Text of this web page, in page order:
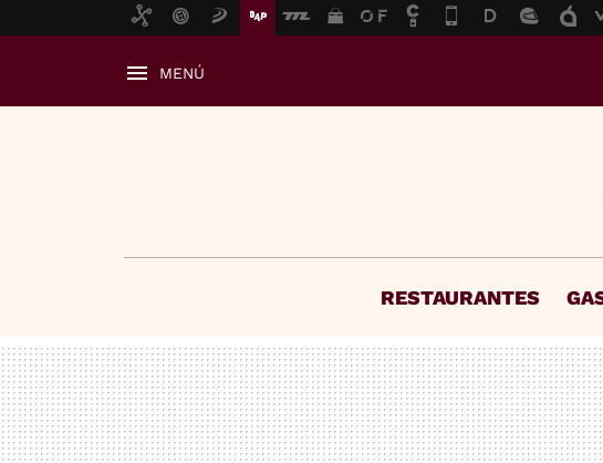
MENÚ
RESTAURANTES